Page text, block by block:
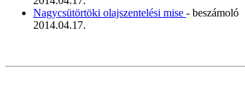
Nagycsütörtöki olajszentelési mise - beszámoló
2014.04.17.